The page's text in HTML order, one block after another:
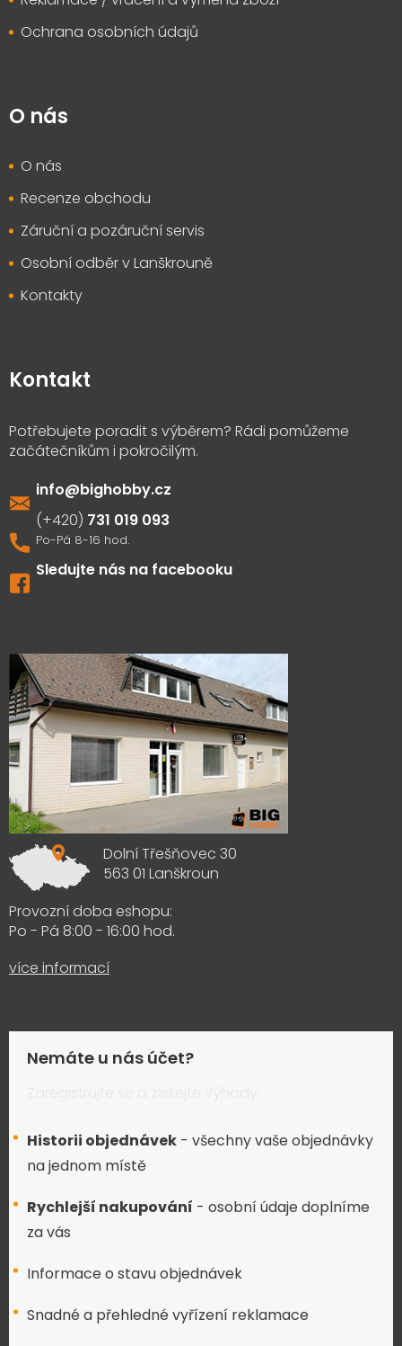
Ochrana osobních údajů
O nás
O nás
Recenze obchodu
Záruční a pozáruční servis
Osobní odběr v Lanškrouně
Kontakty
Kontakt
info@bighobby.cz
731 019 093
Sledujte nás na facebooku
Dolní Třešňovec 30
563 01 Lanškroun
Provozní doba eshopu:
Po - Pá 8:00 - 16:00 hod.
více informací
Nemáte u nás účet?
Historii objednávek - všechny vaše objednávky
na jednom místě
Rychlejší nakupování - osobní údaje doplníme
za vás
Informace o stavu objednávek
Snadné a přehledné vyřízení reklamace